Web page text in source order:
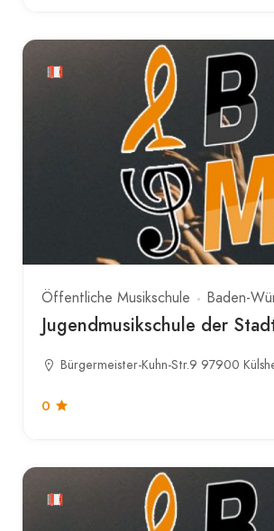
Öffentliche Musikschule Baden-
Jugendmusikschule der
Bürgermeister-Kuhn-Str.9 97900
0